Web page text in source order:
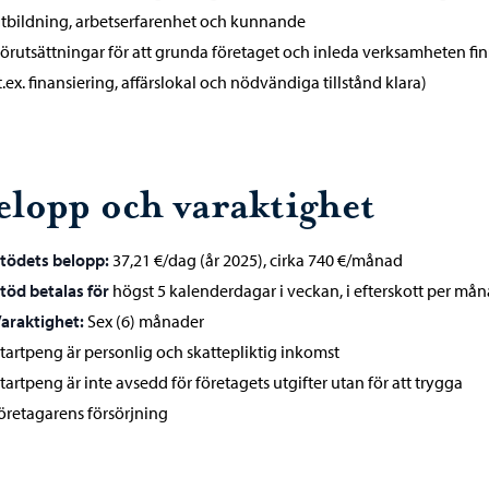
arbetserfarenhet och kunnande
för att grunda företaget och inleda verksamheten
finansiering, affärslokal och nödvändiga tillstånd klara)
och varaktighet
belopp:37,21 €/dag (år 2025), cirka 740 €/månad
betalas för högst 5 kalenderdagar i veckan, i efterskott per
Sex (6) månader
är personlig och skattepliktig inkomst
är inte avsedd för företagets utgifter utan för att trygga
försörjning